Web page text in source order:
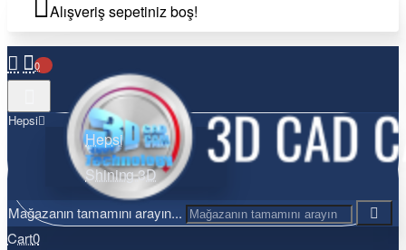
Alışveriş sepetiniz boş!
0
Hepsi
Hepsi
Shining 3D
Mağazanın tamamını arayın...
Cart0